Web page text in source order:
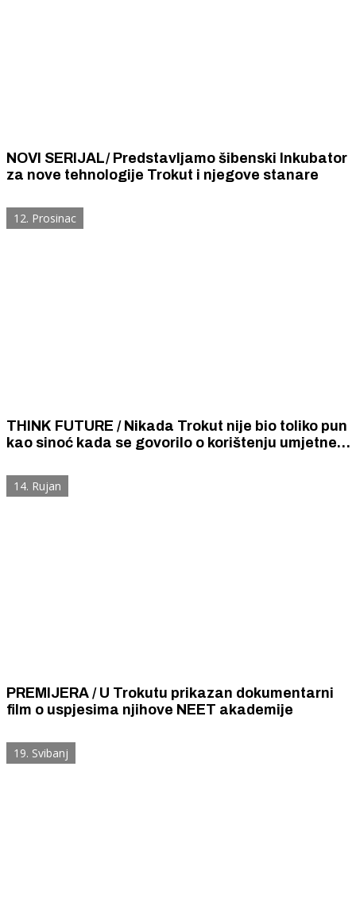
NOVI SERIJAL/ Predstavljamo šibenski Inkubator
za nove tehnologije Trokut i njegove stanare
12. Prosinac
THINK FUTURE / Nikada Trokut nije bio toliko pun
kao sinoć kada se govorilo o korištenju umjetne
14. Rujan
PREMIJERA / U Trokutu prikazan dokumentarni
film o uspjesima njihove NEET akademije
19. Svibanj